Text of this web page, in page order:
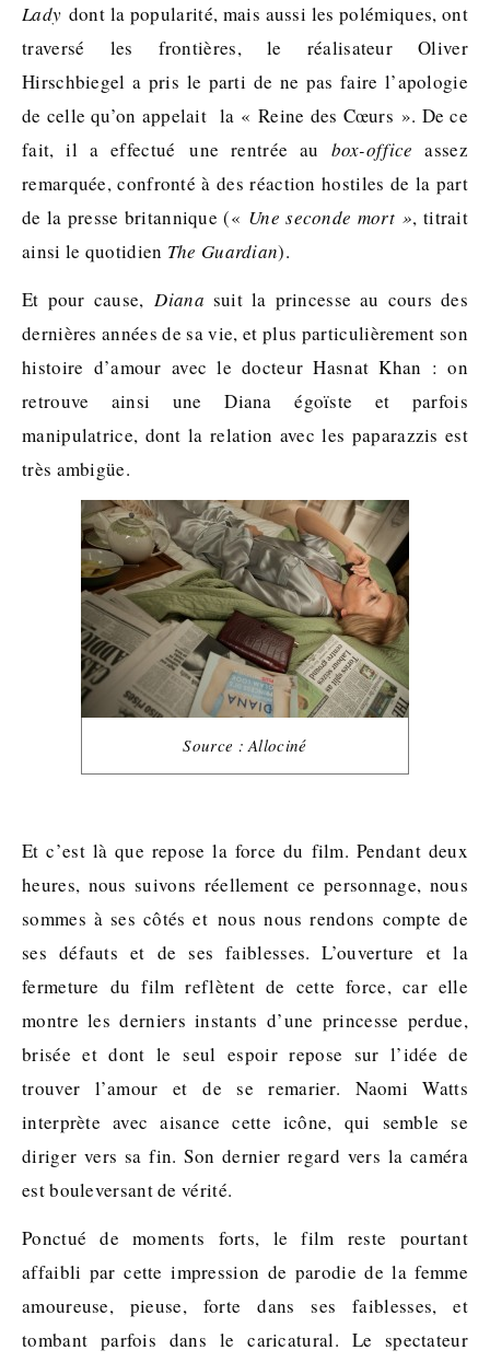
Lady dont la popularité, mais aussi les polémiques, ont
traversé les frontières, le réalisateur Oliver
Hirschbiegel a pris le parti de ne pas faire l’apologie
de celle qu’on appelait la « Reine des Cœurs ». De ce
fait, il a effectué une rentrée au box-office assez
remarquée, confronté à des réaction hostiles de la part
de la presse britannique (« Une seconde mort », titrait
ainsi le quotidien The Guardian).
Et pour cause,Diana suit la princesse au cours des
dernières années de sa vie, et plus particulièrement son
histoire d’amour avec le docteur Hasnat Khan : on
retrouve ainsi une Diana égoïste et parfois
manipulatrice, dont la relation avec les paparazzis est
très ambigüe.
Source : Allociné
Et c’est là que repose la force du film. Pendant deux
heures, nous suivons réellement ce personnage, nous
sommes à ses côtés et nous nous rendons compte de
ses défauts et de ses faiblesses. L’ouverture et la
fermeture du film reflètent de cette force, car elle
montre les derniers instants d’une princesse perdue,
brisée et dont le seul espoir repose sur l’idée de
trouver l’amour et de se remarier. Naomi Watts
interprète avec aisance cette icône, qui semble se
diriger vers sa fin. Son dernier regard vers la caméra
est bouleversant de vérité.
Ponctué de moments forts, le film reste pourtant
affaibli par cette impression de parodie de la femme
amoureuse, pieuse, forte dans ses faiblesses, et
tombant parfois dans le caricatural. Le spectateur